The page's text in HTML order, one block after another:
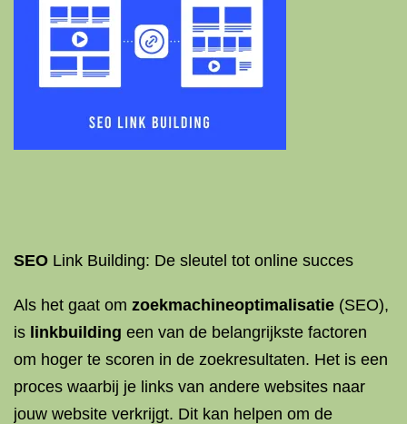
SEO Link Building: De sleutel tot online succes
Als het gaat om zoekmachineoptimalisatie (SEO),
is linkbuilding een van de belangrijkste factoren
om hoger te scoren in de zoekresultaten. Het is een
proces waarbij je links van andere websites naar
jouw website verkrijgt. Dit kan helpen om de